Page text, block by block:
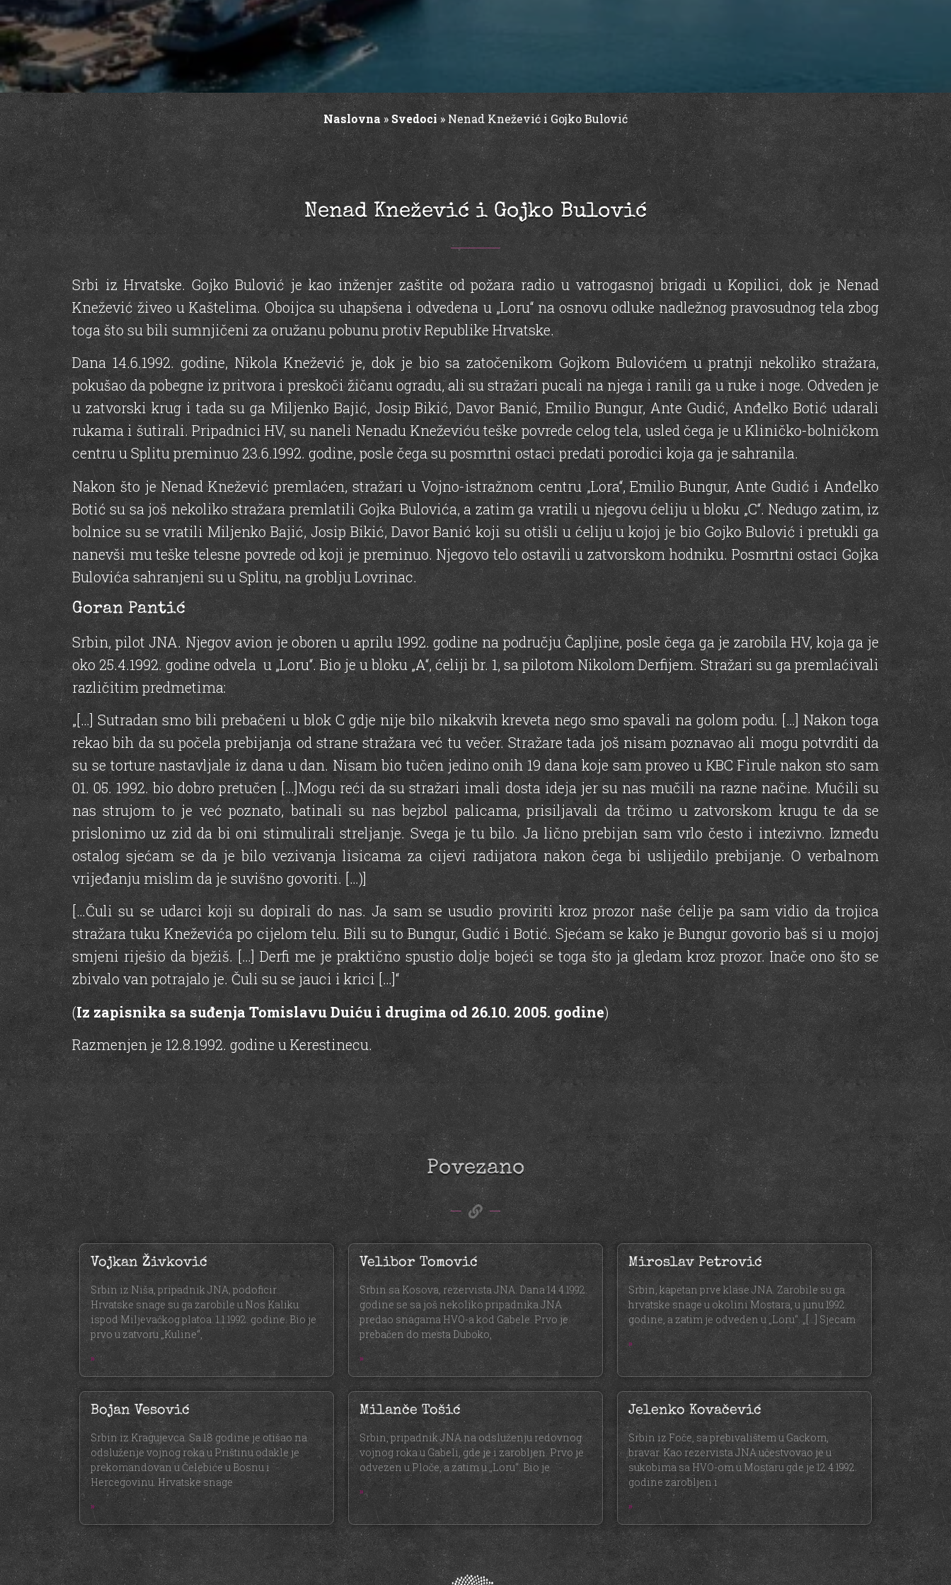
Naslovna » Svedoci»Nenad Knežević i Gojko Bulović
Nenad Knežević i Gojko Bulović
Srbi iz Hrvatske. Gojko Bulović je kao inženjer zaštite od požara radio u vatrogasnoj brigadi u Kopilici, dok je Nenad
Knežević živeo u Kaštelima. Oboijca su uhapšena i odvedena u „Loru“ na osnovu odluke nadležnog pravosudnog tela zbog
toga što su bili sumnjičeni za oružanu pobunu protiv Republike Hrvatske.
Dana 14.6.1992. godine, Nikola Knežević je, dok je bio sa zatočenikom Gojkom Bulovićem u pratnji nekoliko stražara,
pokušao da pobegne iz pritvora i preskoči žičanu ogradu, ali su stražari pucali na njega i ranili ga u ruke i noge. Odveden je
u zatvorski krug i tada su ga Miljenko Bajić, Josip Bikić, Davor Banić, Emilio Bungur, Ante Gudić, Anđelko Botić udarali
rukama i šutirali. Pripadnici HV, su naneli Nenadu Kneževiću teške povrede celog tela, usled čega je u Kliničko-bolničkom
centru u Splitu preminuo 23.6.1992. godine, posle čega su posmrtni ostaci predati porodici koja ga je sahranila.
Nakon što je Nenad Knežević premlaćen, stražari u Vojno-istražnom centru „Lora“, Emilio Bungur, Ante Gudić i Anđelko
Botić su sa još nekoliko stražara premlatili Gojka Bulovića, a zatim ga vratili u njegovu ćeliju u bloku „C“. Nedugo zatim, iz
bolnice su se vratili Miljenko Bajić, Josip Bikić, Davor Banić koji su otišli u ćeliju u kojoj je bio Gojko Bulović i pretukli ga
nanevši mu teške telesne povrede od koji je preminuo. Njegovo telo ostavili u zatvorskom hodniku. Posmrtni ostaci Gojka
Bulovića sahranjeni su u Splitu, na groblju Lovrinac.
Goran Pantić
Srbin, pilot JNA. Njegov avion je oboren u aprilu 1992. godine na području Čapljine, posle čega ga je zarobila HV, koja ga je
oko 25.4.1992. godine odvela u „Loru“. Bio je u bloku „A“, ćeliji br. 1, sa pilotom Nikolom Derfijem. Stražari su ga premlaćivali
različitim predmetima:
„[…] Sutradan smo bili prebačeni u blоk С gdje nije bilo nikakvih kreveta nego smo spavali na golom podu. […] Nakon toga
rekao bih da su počela prebijanja od strane stražara već tu večer. Stražare tada još nisam poznavao ali mogu potvrditi da
su se torture nastavljale iz dana u dan. Nisam biо tučen jedino onih 19 dana koje sam proveo u КВС Firule nakon sto sam
01. 05. 1992. biо dobro pretučen […]Mogu reći da su stražari imali dosta ideja jer su nas mučili na razne načine. Mučili su
nas strujom to је već poznato, batinali su nas bejzbol palicama, prisiljavali da trčimo u zatvorskom krugu te da se
prislonimo uz zid da bi oni stimulirali streljanje. Svega је tu bilo. Ја lično prebijan sam vrlo često i intezivno. Između
ostalog sjećam se da је bilo vezivanja lisicama za cijevi radijatora nakon čega bi uslijedilo prebijanje. О verbalnom
vrijeđanju mislim da је suvišno govoriti. […)]
[…Čuli su se udarci koji su dopirali do nas. Ja sam se usudio proviriti kroz prozor naše ćelije pa sam vidio da trojica
stražara tuku Kneževića po cijelom telu. Bili su to Bungur, Gudić i Botić. Sjećam se kako je Bungur govorio baš si u mojoj
smjeni riješio da bježiš. […] Derfi me je praktično spustio dolje bojeći se toga što ja gledam kroz prozor. Inače ono što se
zbivalo van potrajalo je. Čuli su se jauci i krici […]“
(Iz zapisnika sa suđenja Tomislavu Duiću i drugima od 26.10. 2005. godine)
Razmenjen je 12.8.1992. godine u Kerestinecu.
Povezano
Vojkan Živković
Srbin iz Niša, pripadnik JNA, podoficir.
Hrvatske snage su ga zarobile u Nos Kaliku
ispod Miljevaćkog platoa. 1.1.1992. godine. Bio je
prvo u zatvoru „Kuline“,
»
Velibor Tomović
Srbin sa Kosova, rezervista JNA. Dana 14.4.1992.
godine se sa još nekoliko pripadnika JNA
predao snagama HVO-a kod Gabele. Prvo je
prebačen do mesta Duboko,
»
Miroslav Petrović
Srbin, kapetan prve klase JNA. Zarobile su ga
hrvatske snage u okolini Mostara, u junu 1992.
godine, a zatim je odveden u „Loru“. „[…] Sjecam
»
Bojan Vesović
Srbin iz Kragujevca. Sa 18 godine je otišao na
odsluženje vojnog roka u Prištinu odakle je
prekomandovan u Čelebiće u Bosnu i
Hercegovinu. Hrvatske snage
»
Milanče Tošić
Srbin, pripadnik JNA na odsluženju redovnog
vojnog roka u Gabeli, gde je i zarobljen. Prvo je
odvezen u Ploče, a zatim u „Loru“. Bio je
»
Jelenko Kovačević
Srbin iz Foče, sa prebivalištem u Gackom,
bravar. Kao rezervista JNA učestvovao je u
sukobima sa HVO-om u Mostaru gde je 12.4.1992.
godine zarobljen i
»